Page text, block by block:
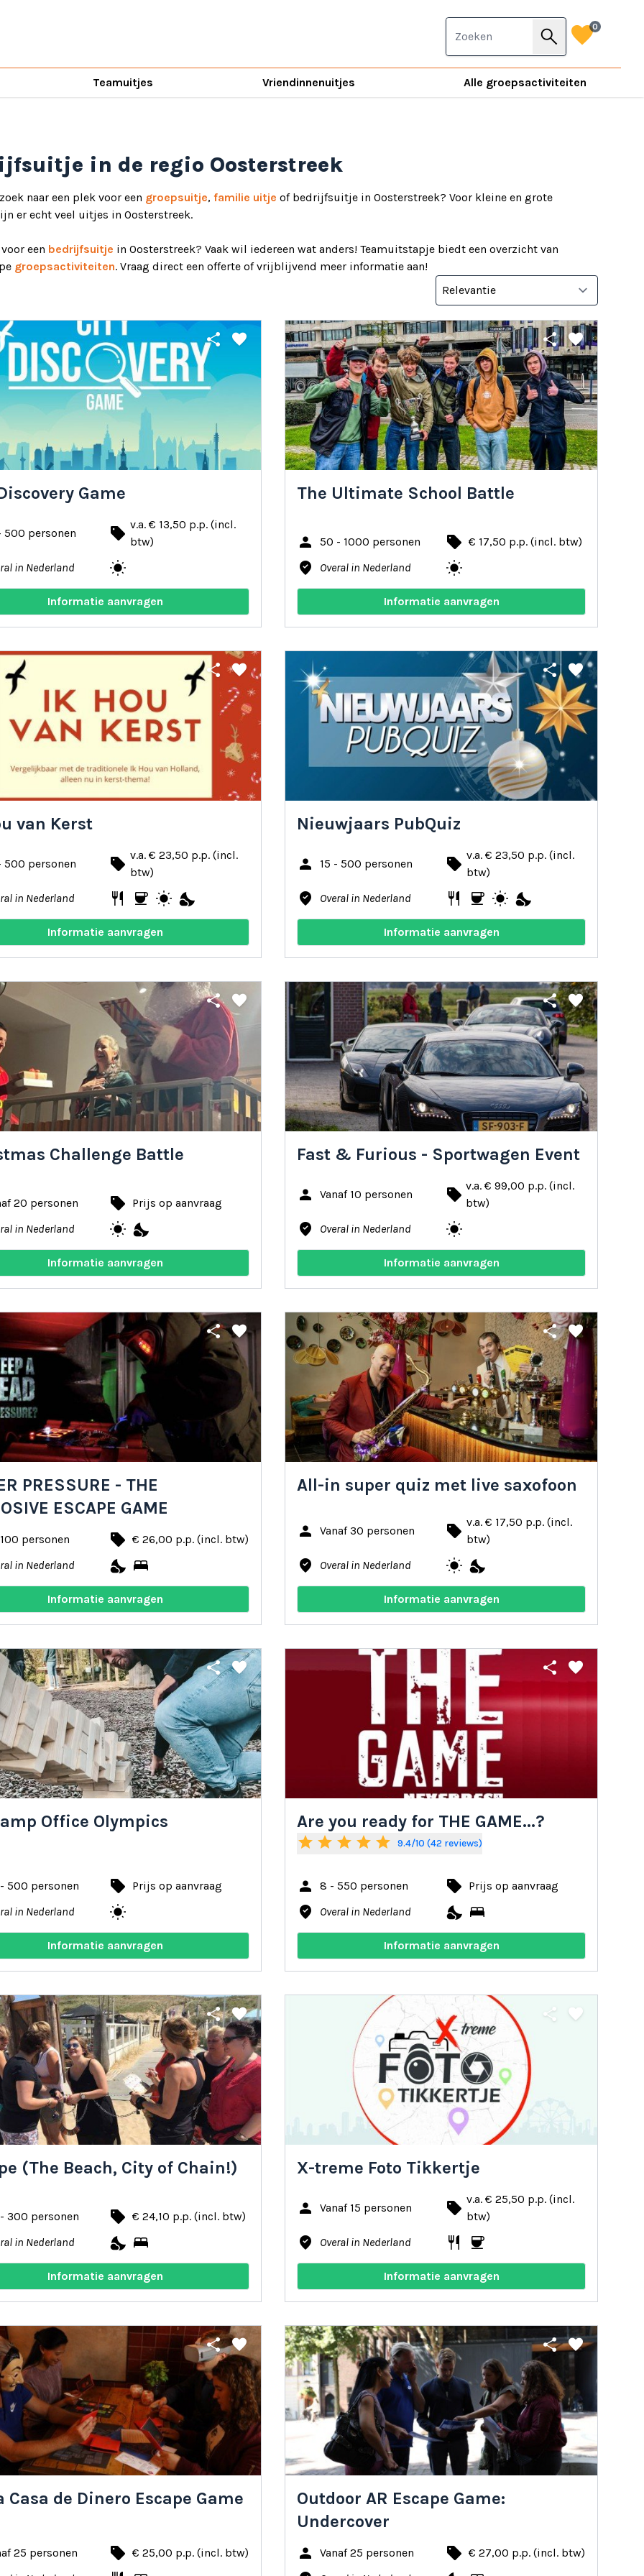
Teamuitjes Vriendinnenuitjes Alle groepsactiviteiten
search favorite0
in de regio Oosterstreek
naar een plek voor een groepsuitje, familie uitje of bedrijfsuitje in Oosterstreek? Voor kleine en grote
er echt veel uitjes in Oosterstreek.
een bedrijfsuitje in Oosterstreek? Vaak wil iedereen wat anders! Teamuitstapje biedt een overzicht van
groepsactiviteiten. Vraag direct een offerte of vrijblijvend meer informatie aan!
share favorite
Game
500 personen local_offer v.a. € 13,50 p.p. (incl.
btw)
in Nederland wb_sunny
Informatie aanvragen
share favorite
The Ultimate School Battle
person 50 - 1000 personen local_offer € 17,50 p.p. (incl. btw)
where_to_vote Overal in Nederland wb_sunny
Informatie aanvragen
share favorite
van Kerst
500 personen local_offer v.a. € 23,50 p.p. (incl.
btw)
in Nederland restaurant coffee wb_sunny nights_stay
Informatie aanvragen
share favorite
Nieuwjaars PubQuiz
person
15 - 500 personen local_offer v.a. € 23,50 p.p. (incl.
btw)
where_to_vote Overal in Nederland restaurant coffee wb_sunny nights_stay
Informatie aanvragen
share favorite
Challenge Battle
20 personen local_offer Prijs op aanvraag
in Nederland wb_sunny nights_stay
Informatie aanvragen
share favorite
Fast & Furious - Sportwagen Event
person
Vanaf 10 personen local_offer v.a. € 99,00 p.p. (incl.
btw)
where_to_vote Overal in Nederland wb_sunny
Informatie aanvragen
share favorite
PRESSURE - THE
ESCAPE GAME
personen local_offer € 26,00 p.p. (incl. btw)
in Nederland nights_stay bed
Informatie aanvragen
share favorite
All-in super quiz met live saxofoon
person Vanaf 30 personen local_offer v.a. € 17,50 p.p. (incl.
btw)
where_to_vote Overal in Nederland wb_sunny nights_stay
Informatie aanvragen
share favorite
Office Olympics
500 personen local_offer Prijs op aanvraag
in Nederland wb_sunny
Informatie aanvragen
share favorite
Are you ready for THE GAME...?
star star star star star 9.4/10 (42 reviews)
person 8 - 550 personen local_offer Prijs op aanvraag
where_to_vote Overal in Nederland nights_stay bed
Informatie aanvragen
share favorite
(The Beach, City of Chain!)
300 personen local_offer € 24,10 p.p. (incl. btw)
in Nederland nights_stay bed
Informatie aanvragen
share favorite
X-treme Foto Tikkertje
person
Vanaf 15 personen local_offer v.a. € 25,50 p.p. (incl.
btw)
where_to_vote Overal in Nederland restaurant coffee
Informatie aanvragen
share favorite
Casa de Dinero Escape Game
25 personen local_offer € 25,00 p.p. (incl. btw)
share favorite
Outdoor AR Escape Game:
Undercover
person
Vanaf 25 personen local_offer € 27,00 p.p. (incl. btw)